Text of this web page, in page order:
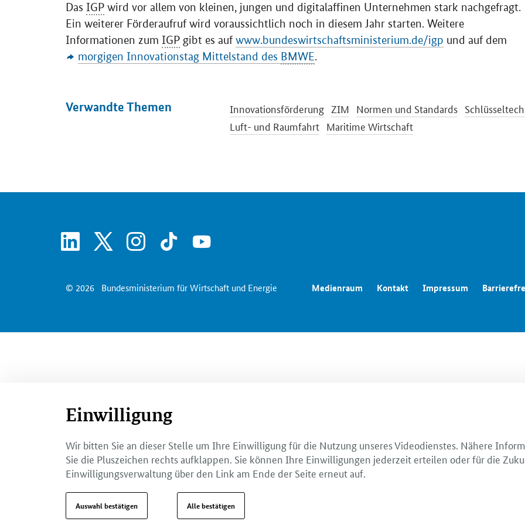
Das IGP wird vor allem von kleinen, jungen und digitalaffinen Unternehmen stark nachgefragt.
Ein weiterer Förderaufruf wird voraussichtlich noch in diesem Jahr starten. Weitere
Informationen zum IGP gibt es aufwww.bundeswirtschaftsministerium.de/igp und auf dem
morgigen Innovationstag Mittelstand des BMWE.
Verwandte Themen Innovationsförderung ZIM Normen und Standards
Luft- und Raumfahrt Maritime Wirtschaft
linkedin instagram tiktok youtube
© 2026 Bundesministerium für Wirtschaft und Energie Medienraum Kontakt Impressum
Einwilligung
Wir bitten Sie an dieser Stelle um Ihre Einwilligung für die Nutzung unseres Videodienstes. Nähere
Sie die Pluszeichen rechts aufklappen. Sie können Ihre Einwilligungen jederzeit erteilen oder für die
Einwilligungsverwaltung über den Link am Ende der Seite erneut auf.
Auswahl bestätigen Alle bestätigen